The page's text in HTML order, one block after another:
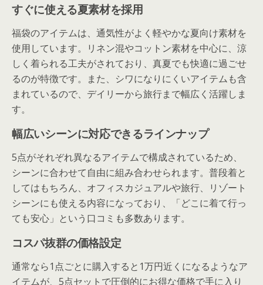
すぐに使える夏素材を採用
福袋のアイテムは、通気性がよく軽やかな夏向け素材を
使用しています。リネン混やコットン素材を中心に、涼
しく着られる工夫がされており、真夏でも快適に過ごせ
るのが特徴です。また、シワになりにくいアイテムも含
まれているので、デイリーから旅行まで幅広く活躍しま
す。
幅広いシーンに対応できるラインナップ
5点がそれぞれ異なるアイテムで構成されているため、
シーンに合わせて自由に組み合わせられます。普段着と
してはもちろん、オフィスカジュアルや旅行、リゾート
シーンにも使える内容になっており、「どこに着て行っ
ても安心」という口コミも多数あります。
コスパ抜群の価格設定
通常なら1点ごとに購入すると1万円近くになるようなア
イテムが、5点セットで圧倒的にお得な価格で手に入り